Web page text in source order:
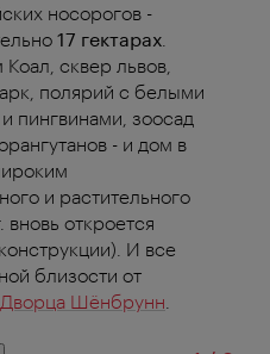
носорогов -
17 гектарах
сквер львов,
полярий с белыми
пингвинами, зоосад
- и дом в
и растительного
откроется
И все
близости от
Дворца Шёнбрунн